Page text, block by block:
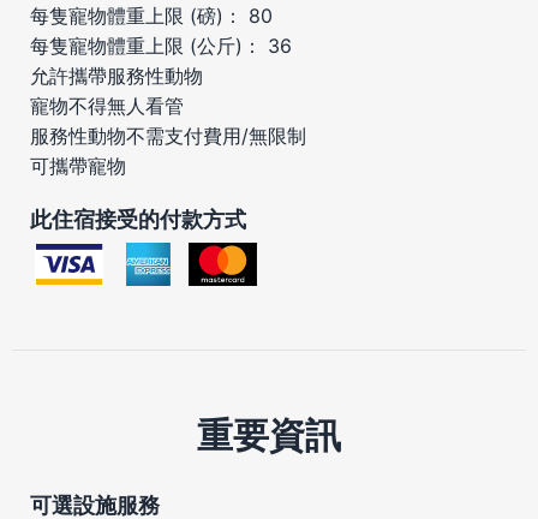
每隻寵物體重上限 (磅)： 80
每隻寵物體重上限 (公斤)： 36
允許攜帶服務性動物
寵物不得無人看管
服務性動物不需支付費用/無限制
可攜帶寵物
此住宿接受的付款方式
重要資訊
可選設施服務